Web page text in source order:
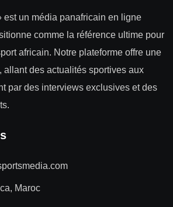
est un média panafricain en ligne
comme la référence ultime pour
africain. Notre plateforme offre une
allant des actualités sportives aux
par des interviews exclusives et des
Maroc